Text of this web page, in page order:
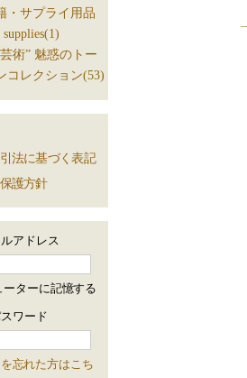
・サプライ用品
術” 魅惑のトー
コレクション(53)
法に基づく表記
護方針
アドレス
ーターに記憶する
ワード
忘れた方はこち